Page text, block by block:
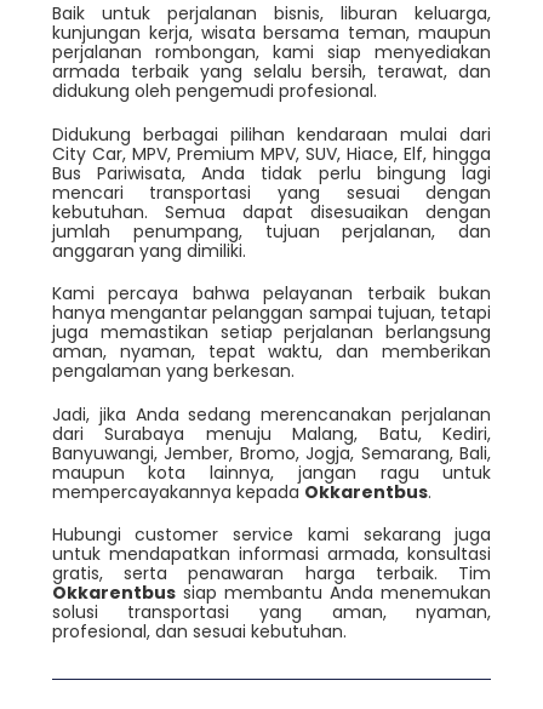
Baik untuk perjalanan bisnis, liburan keluarga,
kunjungan kerja, wisata bersama teman, maupun
perjalanan rombongan, kami siap menyediakan
armada terbaik yang selalu bersih, terawat, dan
didukung oleh pengemudi profesional.
Didukung berbagai pilihan kendaraan mulai dari
City Car, MPV, Premium MPV, SUV, Hiace, Elf, hingga
Bus Pariwisata, Anda tidak perlu bingung lagi
mencari transportasi yang sesuai dengan
kebutuhan. Semua dapat disesuaikan dengan
jumlah penumpang, tujuan perjalanan, dan
anggaran yang dimiliki.
Kami percaya bahwa pelayanan terbaik bukan
hanya mengantar pelanggan sampai tujuan, tetapi
juga memastikan setiap perjalanan berlangsung
aman, nyaman, tepat waktu, dan memberikan
pengalaman yang berkesan.
Jadi, jika Anda sedang merencanakan perjalanan
dari Surabaya menuju Malang, Batu, Kediri,
Banyuwangi, Jember, Bromo, Jogja, Semarang, Bali,
maupun kota lainnya, jangan ragu untuk
mempercayakannya kepada Okkarentbus.
Hubungi customer service kami sekarang juga
untuk mendapatkan informasi armada, konsultasi
gratis, serta penawaran harga terbaik. Tim
Okkarentbussiap membantu Anda menemukan
solusi transportasi yang aman, nyaman,
profesional, dan sesuai kebutuhan.